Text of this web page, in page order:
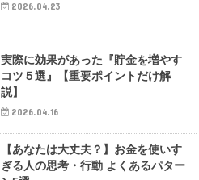
2026.04.23
実際に効果があった『貯金を増やす
コツ５選』【重要ポイントだけ解
説】
2026.04.16
【あなたは大丈夫？】お金を使いす
ぎる人の思考・行動 よくあるパター